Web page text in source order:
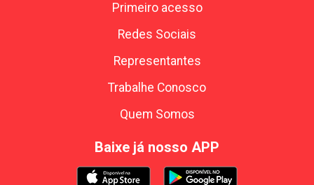
Primeiro acesso
Redes Sociais
Representantes
Trabalhe Conosco
Quem Somos
Baixe já nosso APP